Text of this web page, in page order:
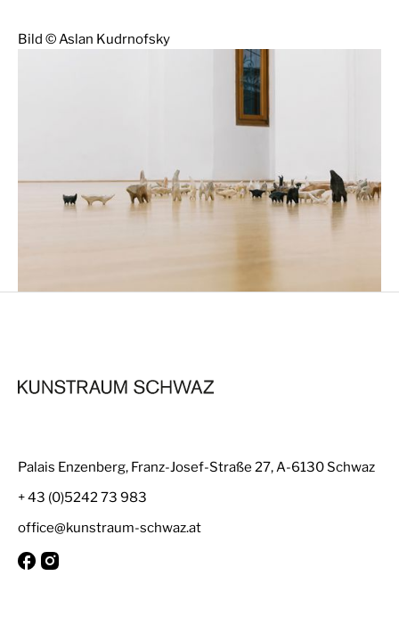
Bild © Aslan Kudrnofsky
Palais Enzenberg, Franz-Josef-Straße 27, A-6130 Schwaz
+ 43 (0)5242 73 983
office@kunstraum-schwaz.at